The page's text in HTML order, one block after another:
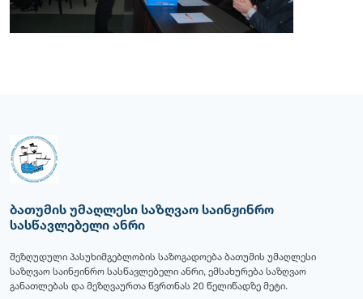
ბათუმის უმაღლესი საზღვაო საინჟინრო
სასწავლებელი ანრი
შეზღუდული პასუხიმგებლობის საზოგადოება ბათუმის უმაღლესი
საზღვაო საინჟინრო სასწავლებელი ანრი, ემსახურება საზღვაო
განათლებას და მეზღვაურთა წვრთნას 20 წელიწადზე მეტი.